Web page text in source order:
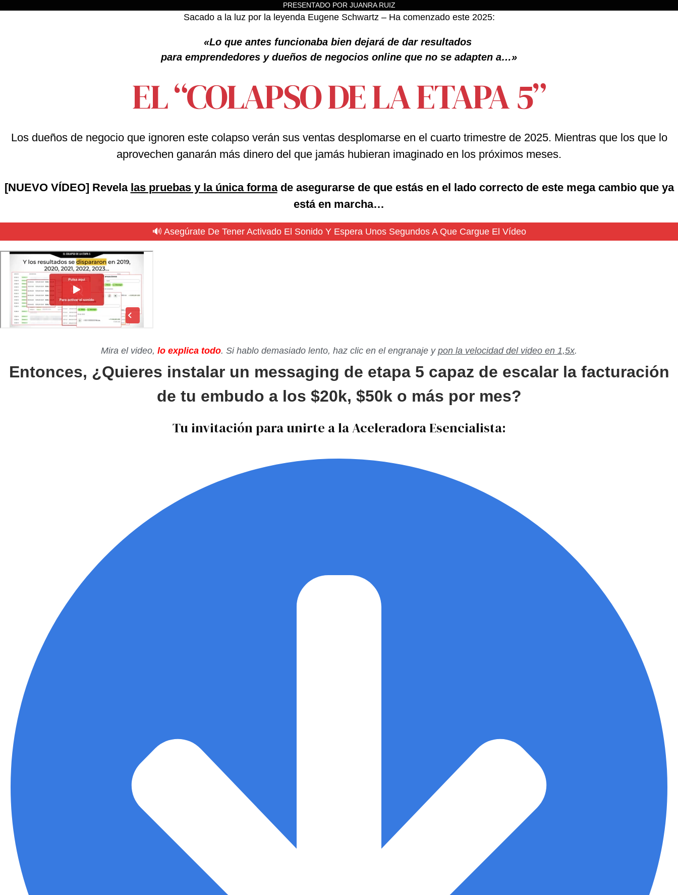
PRESENTADO POR JUANRA RUIZ
Sacado a la luz por la leyenda Eugene Schwartz – Ha comenzado este 2025:
«Lo que antes funcionaba bien dejará de dar resultados
para emprendedores y dueños de negocios online que no se adapten a…»
EL “COLAPSO DE LA ETAPA 5”
Los dueños de negocio que ignoren este colapso verán sus ventas desplomarse en el cuarto trimestre de 2025. Mientras que los que lo
aprovechen ganarán más dinero del que jamás hubieran imaginado en los próximos meses.
[NUEVO VÍDEO] Revela las pruebas y la única formade asegurarse de que estás en el lado correcto de este mega cambio que ya
está en marcha…
🔊 Asegúrate De Tener Activado El Sonido Y Espera Unos Segundos A Que Cargue El Vídeo
Mira el video, lo explica todo. Si hablo demasiado lento, haz clic en el engranaje y pon la velocidad del video en 1,5x.
Entonces, ¿Quieres instalar un messaging de etapa 5 capaz de escalar la facturación
de tu embudo a los $20k, $50k o más por mes?
Tu invitación para unirte a la Aceleradora Esencialista: